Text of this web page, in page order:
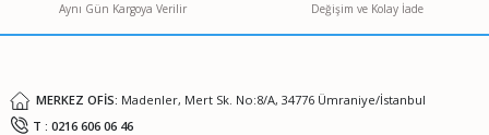
Ürün fiyatı diğer sitelerden daha pahalı.
Aynı Gün Kargoya Verilir
Değişim ve Kolay İade
MERKEZ OFİS: Madenler, Mert Sk. No:8/A, 34776 Ümraniye/İstanbul
T : 0216 606 06 46